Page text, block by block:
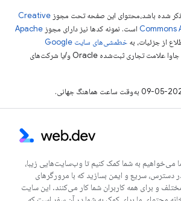
ذکر شده باشد،‌محتوای این صفحه تحت مجوز Creative
Commons است. نمونه کدها نیز دارای مجوز Apache
از جزئیات، به
خطمشی‌های سایت Google
مراجعه کنید. جاوا علامت تجاری ثبت‌شده Oracle و/یا شرکت‌های
می‌خواهیم به شما کمک کنیم تا وب‌سایت‌هایی زیبا،
دسترس، سریع و ایمن بسازید که با مرورگرهای
و برای همه کاربران شما کار می‌کنند. این سایت